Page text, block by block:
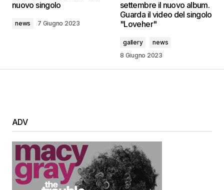
nuovo singolo
news 7 Giugno 2023
settembre il nuovo album.
Guarda il video del singolo
"Loveher"
gallery
news
8 Giugno 2023
ADV